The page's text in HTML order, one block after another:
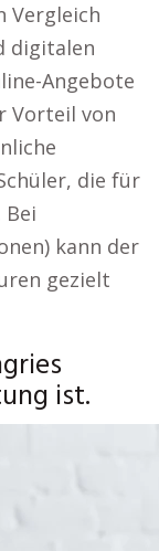
Vergleich
digitalen
Angebote
Vorteil von
die für
kann der
gezielt
ist.